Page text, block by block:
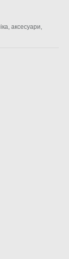
аксесуари,